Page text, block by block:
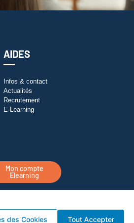
des Cookies Tout Accepter
AIDES
Infos & contact
Actualités
Recrutement
E-Learning
Mon compte
Elearning